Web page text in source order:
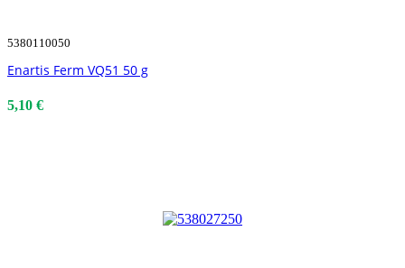
5380110050
Enartis Ferm VQ51 50 g
5,10 €